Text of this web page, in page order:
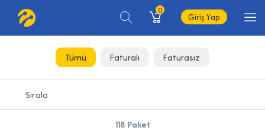
0
Giriş Yap
Tümü Faturalı Faturasız
118Paket